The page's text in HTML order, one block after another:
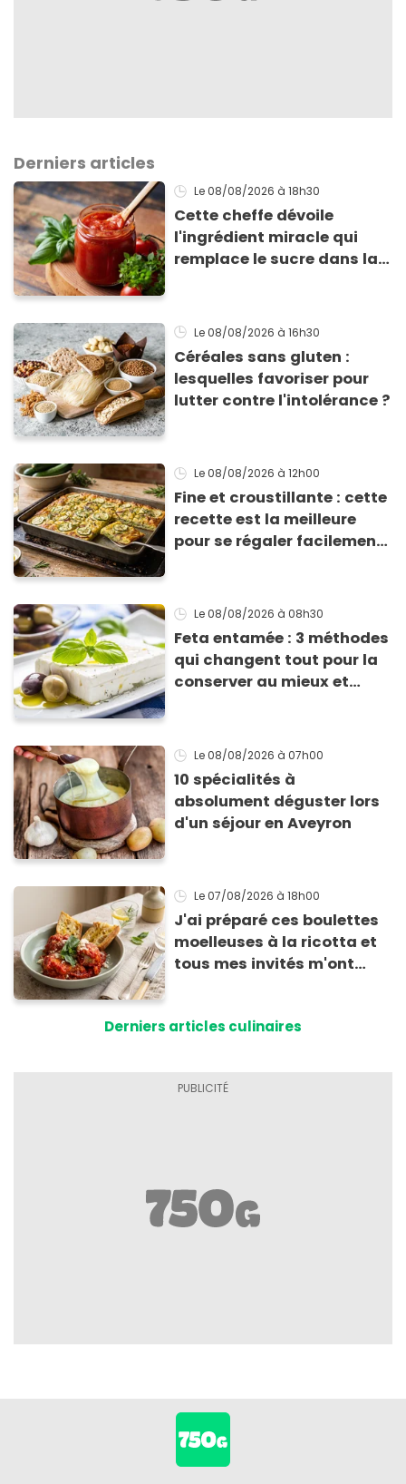
Derniers articles
Le 08/08/2026 à 18h30
Cette cheffe dévoile
l'ingrédient miracle qui
remplace le sucre dans la
Le 08/08/2026 à 16h30
Céréales sans gluten :
lesquelles favoriser pour
lutter contre l'intolérance ?
Le 08/08/2026 à 12h00
Fine et croustillante : cette
recette est la meilleure
pour se régaler facilement
Le 08/08/2026 à 08h30
Feta entamée : 3 méthodes
qui changent tout pour la
conserver au mieux et
Le 08/08/2026 à 07h00
10 spécialités à
absolument déguster lors
d'un séjour en Aveyron
Le 07/08/2026 à 18h00
J'ai préparé ces boulettes
moelleuses à la ricotta et
tous mes invités m'ont
Derniers articles culinaires